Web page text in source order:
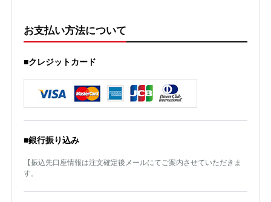
お支払い方法について
■クレジットカード
■銀行振り込み
【振込先口座情報は注文確定後メールにてご案内させていただきま
す。